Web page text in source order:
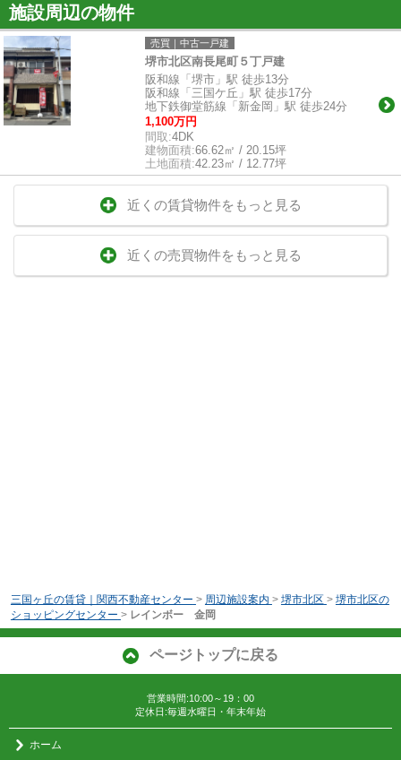
施設周辺の物件
売買｜中古一戸建
堺市北区南長尾町５丁戸建
阪和線「堺市」駅 徒歩13分
阪和線「三国ケ丘」駅 徒歩17分
地下鉄御堂筋線「新金岡」駅 徒歩24分
1,100万円
間取:4DK
建物面積:66.62㎡ / 20.15坪
土地面積:42.23㎡ / 12.77坪
近くの賃貸物件をもっと見る
近くの売買物件をもっと見る
三国ヶ丘の賃貸｜関西不動産センター > 周辺施設案内 > 堺市北区 > 堺市北区の
ショッピングセンター > レインボー 金岡
ページトップに戻る
営業時間:10:00～19：00
定休日:毎週水曜日・年末年始
ホーム